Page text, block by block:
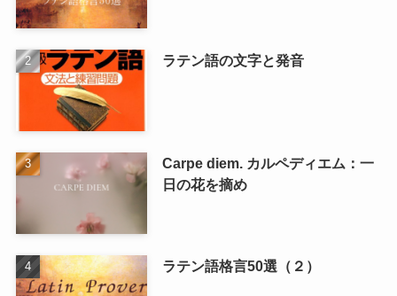
ラテン語の文字と発音
Carpe diem. カルペディエム：一
日の花を摘め
ラテン語格言50選（２）